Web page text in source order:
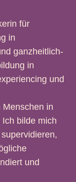
für
in
ganzheitlich-
in
und
Menschen in
bilde mich
und